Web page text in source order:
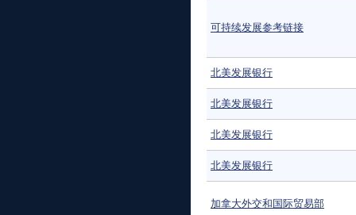
可持续发展参考链接
北美发展银行
北美发展银行
北美发展银行
北美发展银行
加拿大外交和国际贸易部